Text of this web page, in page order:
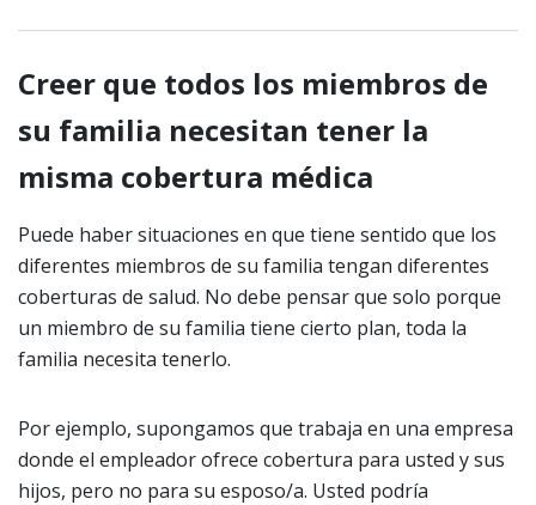
Creer que todos los miembros de
su familia necesitan tener la
misma cobertura médica
Puede haber situaciones en que tiene sentido que los
diferentes miembros de su familia tengan diferentes
coberturas de salud. No debe pensar que solo porque
un miembro de su familia tiene cierto plan, toda la
familia necesita tenerlo.
Por ejemplo, supongamos que trabaja en una empresa
donde el empleador ofrece cobertura para usted y sus
hijos, pero no para su esposo/a. Usted podría